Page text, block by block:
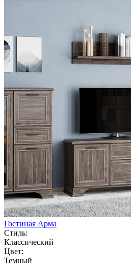
Гостиная Арма
Стиль:
Классический
Цвет:
Темный